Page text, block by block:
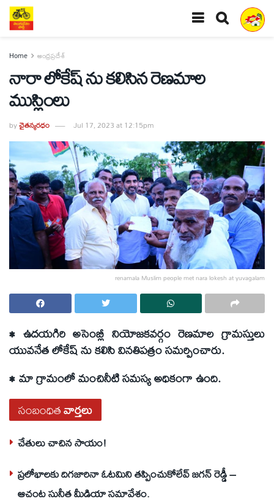
Home ఆంధ్రప్రదేశ్
నారా లోకేష్ ను కలిసిన రెణమాల
ముస్లింలు
byచైతన్యరధం Jul 17, 2023 at 12:15pm
renamala Muslim people met nara lokesh at yuvagalam
• ఉదయగిరి అసెంబ్లీ నియోజకవర్గం రెణమాల గ్రామస్తులు
యువనేత లోకేష్ ను కలిసి వినతిపత్రం సమర్పించారు.
• మా గ్రామంలో మంచినీటి సమస్య అధికంగా ఉంది.
సంబంధితవార్తలు
చేతులు చాచిన సాయం!
ప్రలోభాలకు దిగజారినా ఓటమిని తప్పించుకోలేవ్ జగన్ రెడ్డీ –
ఆచంట సునీత మీడియా సమావేశం.